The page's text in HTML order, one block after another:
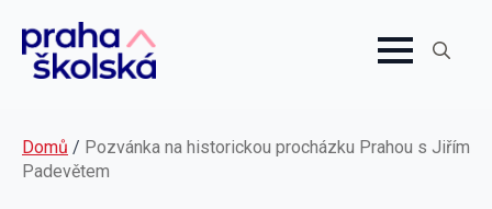
Domů / Pozvánka na historickou procházku Prahou s Jiřím
Padevětem